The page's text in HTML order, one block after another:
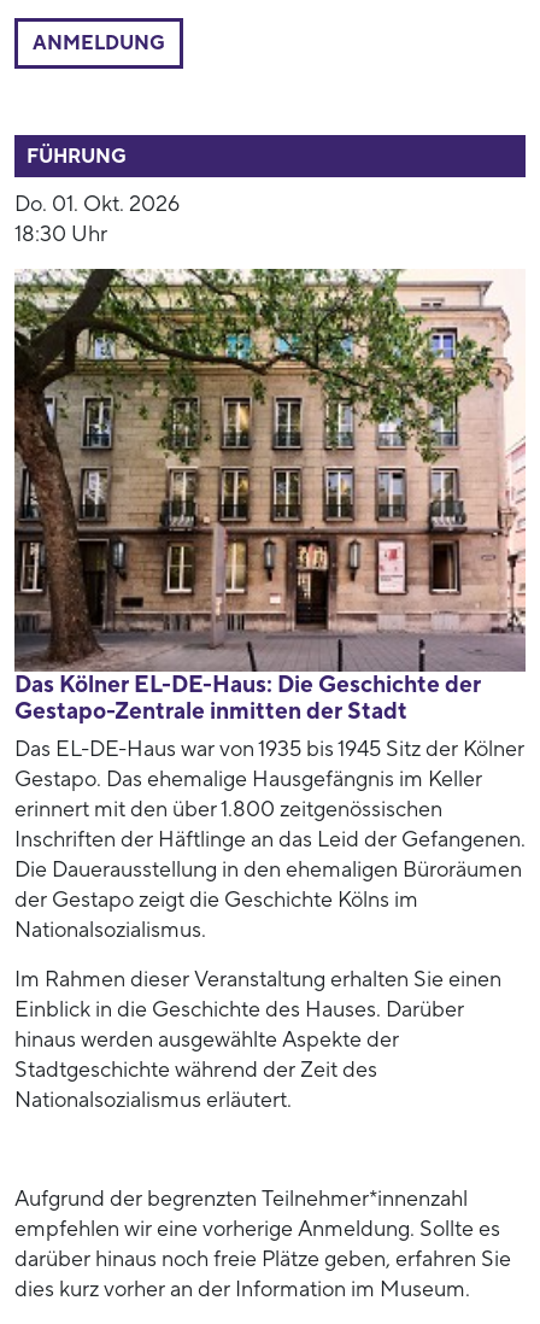
ANMELDUNG
FÜHRUNG
Do. 01. Okt. 2026
18:30 Uhr
Das Kölner EL-DE-Haus: Die Geschichte der
Gestapo-Zentrale inmitten der Stadt
Das EL-DE-Haus war von 1935 bis 1945 Sitz der Kölner
Gestapo. Das ehemalige Hausgefängnis im Keller
erinnert mit den über 1.800 zeitgenössischen
Inschriften der Häftlinge an das Leid der Gefangenen.
Die Dauerausstellung in den ehemaligen Büroräumen
der Gestapo zeigt die Geschichte Kölns im
Nationalsozialismus.
Im Rahmen dieser Veranstaltung erhalten Sie einen
Einblick in die Geschichte des Hauses. Darüber
hinaus werden ausgewählte Aspekte der
Stadtgeschichte während der Zeit des
Nationalsozialismus erläutert.
Aufgrund der begrenzten Teilnehmer*innenzahl
empfehlen wir eine vorherige Anmeldung. Sollte es
darüber hinaus noch freie Plätze geben, erfahren Sie
dies kurz vorher an der Information im Museum.